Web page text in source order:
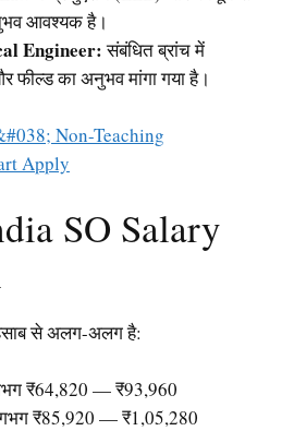
आवश्यक है।
Engineer:संबंधित ब्रांच में
फील्ड का अनुभव मांगा गया है।
Non-Teaching
Apply
SO Salary
से अलग-अलग है:
₹64,820 — ₹93,960
₹85,920 — ₹1,05,280